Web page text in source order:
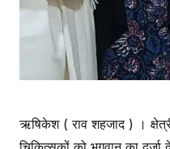
ऋषिकेश ( राव शहजाद ) ।